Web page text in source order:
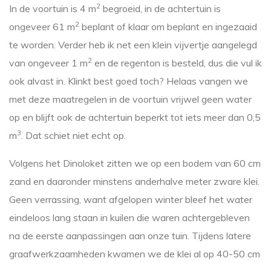
In de voortuin is 4 m2 begroeid, in de achtertuin is
ongeveer 61 m2 beplant of klaar om beplant en ingezaaid
te worden. Verder heb ik net een klein vijvertje aangelegd
van ongeveer 1 m2 en de regenton is besteld, dus die vul ik
ook alvast in. Klinkt best goed toch? Helaas vangen we
met deze maatregelen in de voortuin vrijwel geen water
op en blijft ook de achtertuin beperkt tot iets meer dan 0,5
m3 . Dat schiet niet echt op.
Volgens het Dinoloket zitten we op een bodem van 60 cm
zand en daaronder minstens anderhalve meter zware klei.
Geen verrassing, want afgelopen winter bleef het water
eindeloos lang staan in kuilen die waren achtergebleven
na de eerste aanpassingen aan onze tuin. Tijdens latere
graafwerkzaamheden kwamen we de klei al op 40-50 cm